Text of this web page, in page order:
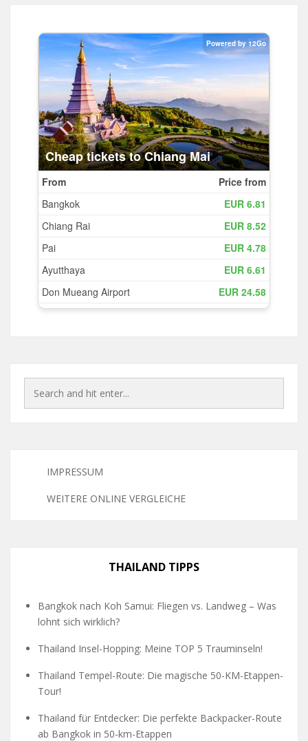
IMPRESSUM
WEITERE ONLINE VERGLEICHE
THAILAND TIPPS
Bangkok nach Koh Samui: Fliegen vs. Landweg – Was
lohnt sich wirklich?
Thailand Insel-Hopping: Meine TOP 5 Trauminseln!
Thailand Tempel-Route: Die magische 50-KM-Etappen-
Tour!
Thailand für Entdecker: Die perfekte Backpacker-Route
ab Bangkok in 50-km-Etappen